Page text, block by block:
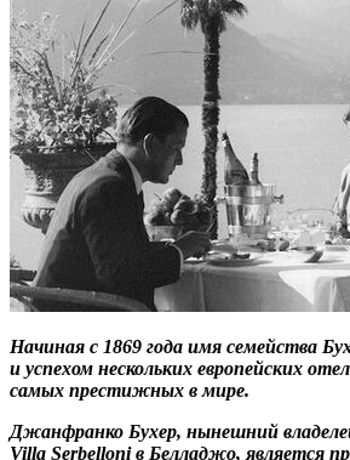
Начиная с 1869 года имя семейства
и успехом нескольких европейских
самых престижных в мире.
Джанфранко Бухер, нынешний
Villa Serbelloni в Белладжо, является